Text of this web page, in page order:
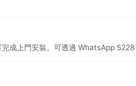
成上門安裝。可透過 WhatsApp 5228